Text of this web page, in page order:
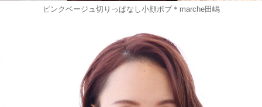
ピンクベージュ切りっぱなし小顔ボブ＊marche田嶋